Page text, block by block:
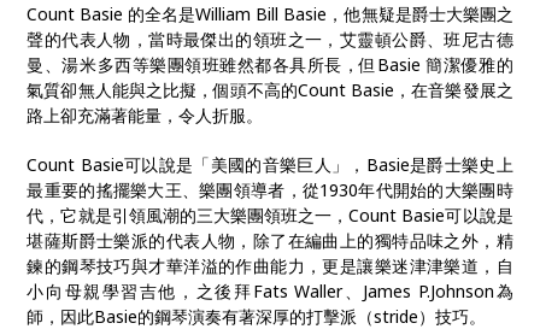
Count Basie 的全名是William Bill Basie，他無疑是爵士大樂團之
聲的代表人物，當時最傑出的領班之一，艾靈頓公爵、班尼古德
曼、湯米多西等樂團領班雖然都各具所長，但Basie 簡潔優雅的
氣質卻無人能與之比擬，個頭不高的Count Basie，在音樂發展之
路上卻充滿著能量，令人折服。
Count Basie可以說是「美國的音樂巨人」，Basie是爵士樂史上
最重要的搖擺樂大王、樂團領導者，從1930年代開始的大樂團時
代，它就是引領風潮的三大樂團領班之一，Count Basie可以說是
堪薩斯爵士樂派的代表人物，除了在編曲上的獨特品味之外，精
鍊的鋼琴技巧與才華洋溢的作曲能力，更是讓樂迷津津樂道，自
小向母親學習吉他，之後拜Fats Waller、James P.Johnson為
師，因此Basie的鋼琴演奏有著深厚的打擊派（stride）技巧。